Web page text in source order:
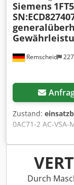
Remscheid
Siemens
Zustand:
0AC71-2 AC-
komplett
Gewährleistung,
Fotos,Für
Verkaufsrabatte.
Re Ailsrf
Durch